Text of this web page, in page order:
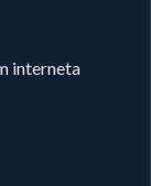
interneta